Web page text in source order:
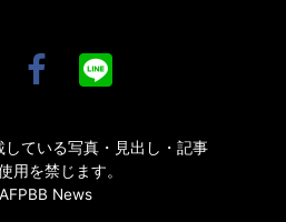
している写真・見出し・記事
用を禁じます。
News